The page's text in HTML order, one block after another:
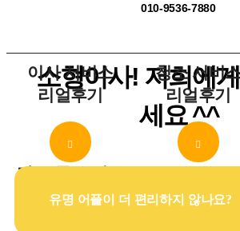
010-9536-7880
이사 서비스
리얼후기
청소 서비
리얼후기
자주 묻는 질문
FAQ
소형이사! 저희에
세요 ^^
유명 어플이 더 편리하지 않나요?